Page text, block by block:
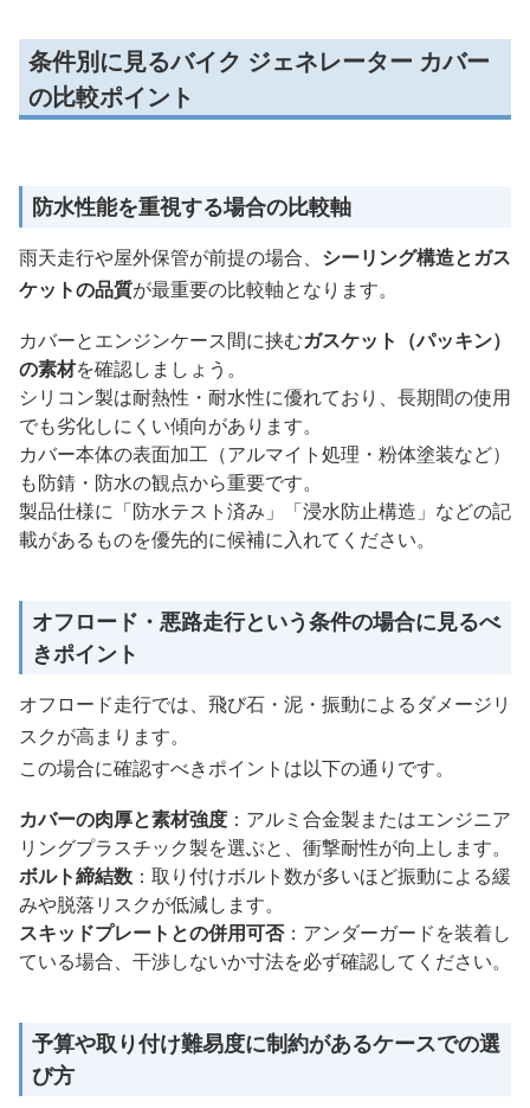
条件別に見るバイク ジェネレーター カバー
の比較ポイント
防水性能を重視する場合の比較軸
雨天走行や屋外保管が前提の場合、 シーリング構造とガス
ケットの品質が最重要の比較軸となります。
カバーとエンジンケース間に挟むガスケット（パッキン）
の素材を確認しましょう。
シリコン製は耐熱性・耐水性に優れており、長期間の使用
でも劣化しにくい傾向があります。
カバー本体の表面加工（アルマイト処理・粉体塗装など）
も防錆・防水の観点から重要です。
製品仕様に「防水テスト済み」「浸水防止構造」などの記
載があるものを優先的に候補に入れてください。
オフロード・悪路走行という条件の場合に見るべ
きポイント
オフロード走行では、飛び石・泥・振動によるダメージリ
スクが高まります。
この場合に確認すべきポイントは以下の通りです。
カバーの肉厚と素材強度 ：アルミ合金製またはエンジニア
リングプラスチック製を選ぶと、衝撃耐性が向上します。
ボルト締結数 ：取り付けボルト数が多いほど振動による緩
みや脱落リスクが低減します。
スキッドプレートとの併用可否：アンダーガードを装着し
ている場合、干渉しないか寸法を必ず確認してください。
予算や取り付け難易度に制約があるケースでの選
び方